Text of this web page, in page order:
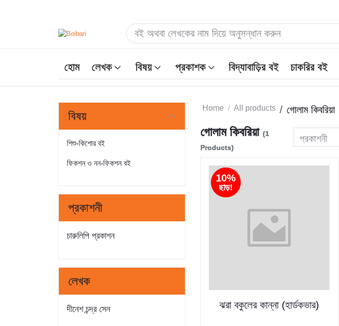
হোম লেখক বিষয় প্রকাশক বিদ্যাবাড়ির বই চাকরির বই
বিষয়
শিশু-কিশোর বই
ফিকশন ও নন-ফিকশন বই
প্রকাশনী
চারুলিপি প্রকাশন
লেখক
দীনেশ চন্দ্র সেন
Home All products গোলাম কিবরিয়া
গোলাম কিবরিয়া (1
Products)
প্রকাশনী
10%
ছাড়!
ঝরা বকুলের কান্না (হার্ডকভার)